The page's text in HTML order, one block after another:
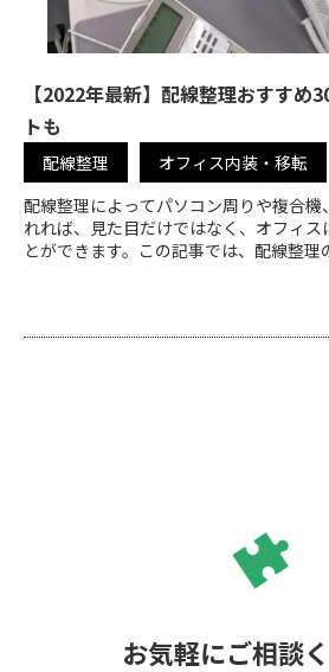
【2022年最新】配線整理おすすめ
トも
配線整理 オフィス内装・移転
配線整理によってパソコン周りや複合
れれば、見た目だけではなく、オフィス
とができます。この記事では、配線整
お気軽にご相談